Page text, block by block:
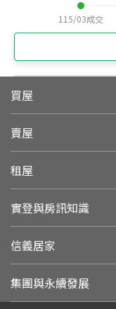
115/03成交
買屋
賣屋
租屋
實登與房訊知識
信義居家
集團與永續發展